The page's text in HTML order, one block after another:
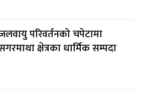
परिवर्तनको चपेटामा
क्षेत्रका धार्मिक सम्पदा